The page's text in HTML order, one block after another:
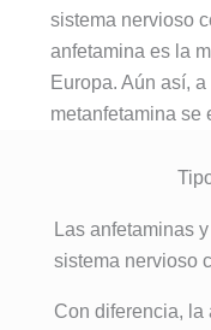
sistema nervioso
anfetamina es la
Europa. Aún así,
metanfetamina se
Las anfetaminas
sistema nervioso
Con diferencia, la